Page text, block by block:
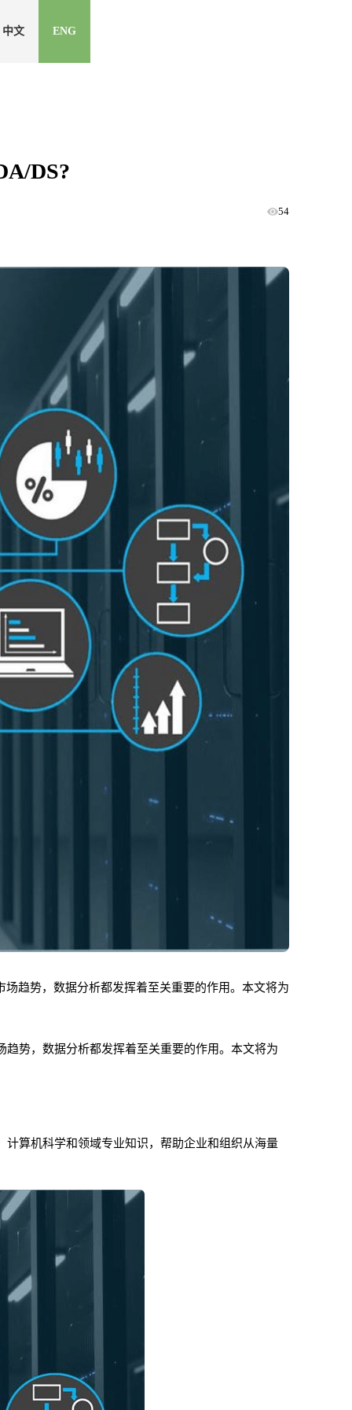
中文 ENG
DS?
54
趋势，数据分析都发挥着至关重要的作用。本文将为
势，数据分析都发挥着至关重要的作用。本文将为
算机科学和领域专业知识，帮助企业和组织从海量